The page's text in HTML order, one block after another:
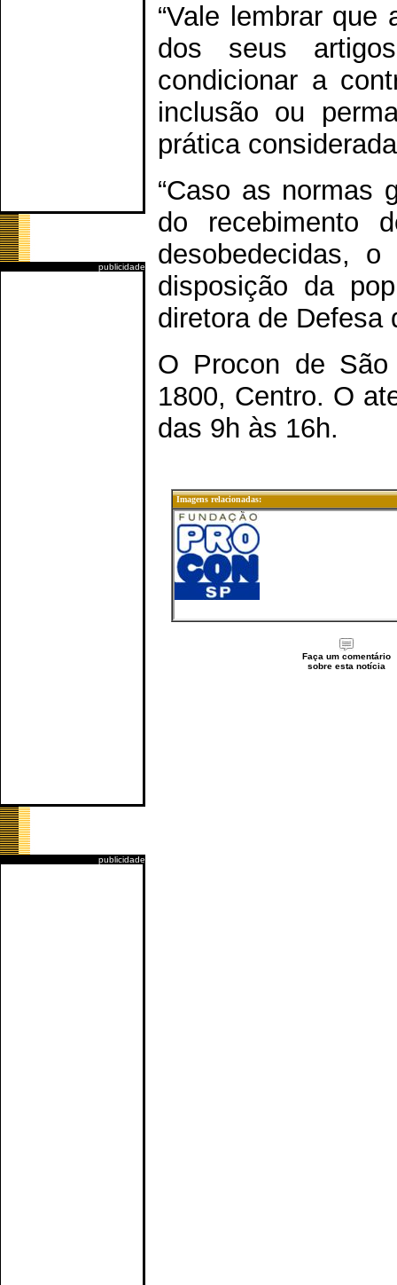
publicidade
publicidade
“Vale lembrar
dos seus
condicionar a
inclusão ou
prática
“Caso as normas
do recebimento
desobedecidas,
disposição da
diretora de Defesa
O Procon de
1800, Centro. O
das 9h às 16h.
Imagens relacionadas:
Faça um comentário
sobre esta notícia